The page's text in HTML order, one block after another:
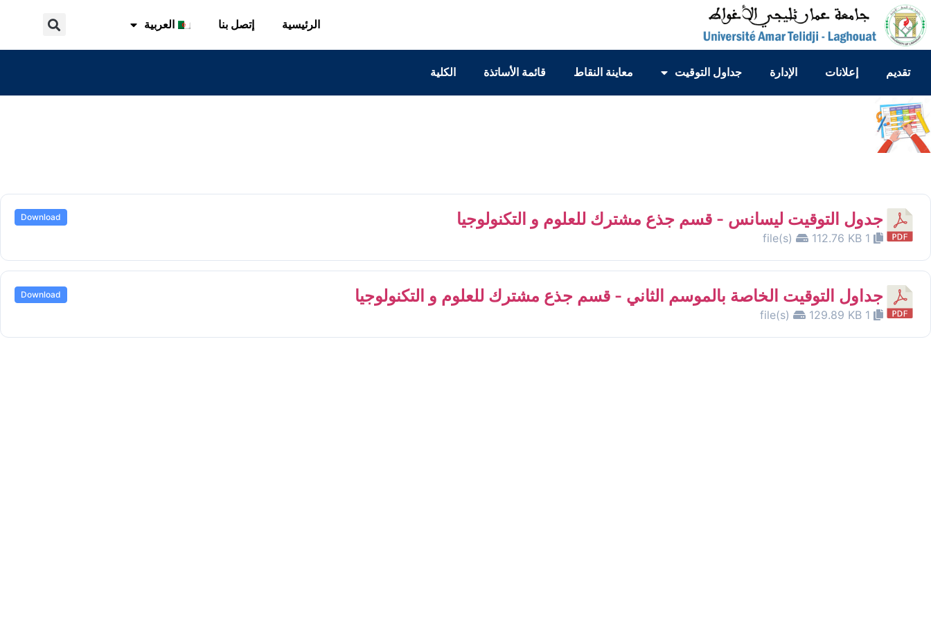
الرئيسية إتصل بنا العربية
تقديم إعلانات الإدارة جداول التوقيت معاينة النقاط قائمة الأساتذة الكلية
جدول التوقيت ليسانس - قسم جذع مشترك للعلوم و التكنولوجيا
112.76 KB
Download
جداول التوقيت الخاصة بالموسم الثاني - قسم جذع مشترك للعلوم و التكنولوجيا
129.89 KB
Download